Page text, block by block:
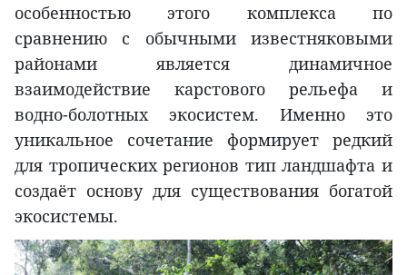
особенностью этого комплекса по
сравнению с обычными известняковыми
районами является динамичное
взаимодействие карстового рельефа и
водно-болотных экосистем. Именно это
уникальное сочетание формирует редкий
для тропических регионов тип ландшафта и
создаёт основу для существования богатой
экосистемы.